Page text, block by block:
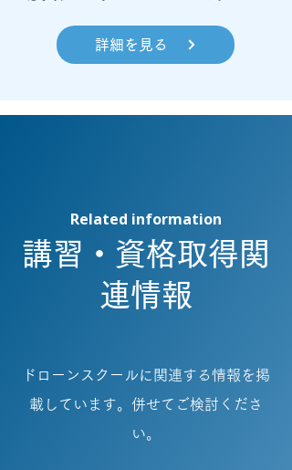
詳細を見る
Related information
講習・資格取得関
連情報
ドローンスクールに関連する情報を掲
載しています。併せてご検討くださ
い。